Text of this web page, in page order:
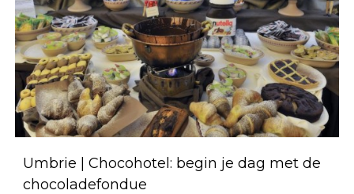
Umbrie | Chocohotel: begin je dag met de
chocoladefondue